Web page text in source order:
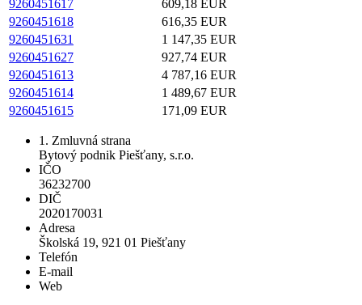
9260451617
609,18 EUR
9260451618
616,35 EUR
9260451631
1 147,35 EUR
9260451627
927,74 EUR
9260451613
4 787,16 EUR
9260451614
1 489,67 EUR
9260451615
171,09 EUR
1. Zmluvná strana
Bytový podnik Piešťany, s.r.o.
IČO
36232700
DIČ
2020170031
Adresa
Školská 19, 921 01 Piešťany
Telefón
E-mail
Web